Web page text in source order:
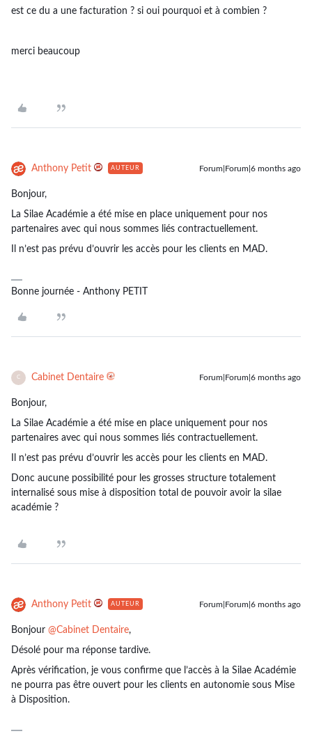
est ce du a une facturation ? si oui pourquoi et à combien ?
merci beaucoup
Anthony Petit AUTEUR Forum|Forum|6 months ago
Bonjour,
La Silae Académie a été mise en place uniquement pour nos
partenaires avec qui nous sommes liés contractuellement.
Il n’est pas prévu d’ouvrir les accès pour les clients en MAD.
Bonne journée - Anthony PETIT
C Cabinet Dentaire Forum|Forum|6 months ago
Bonjour,
La Silae Académie a été mise en place uniquement pour nos
partenaires avec qui nous sommes liés contractuellement.
Il n’est pas prévu d’ouvrir les accès pour les clients en MAD.
Donc aucune possibilité pour les grosses structure totalement
internalisé sous mise à disposition total de pouvoir avoir la silae
académie ?
Anthony Petit AUTEUR Forum|Forum|6 months ago
Bonjour ​ @Cabinet Dentaire,
Désolé pour ma réponse tardive.
Après vérification, je vous confirme que l’accès à la Silae Académie
ne pourra pas être ouvert pour les clients en autonomie sous Mise
à Disposition.